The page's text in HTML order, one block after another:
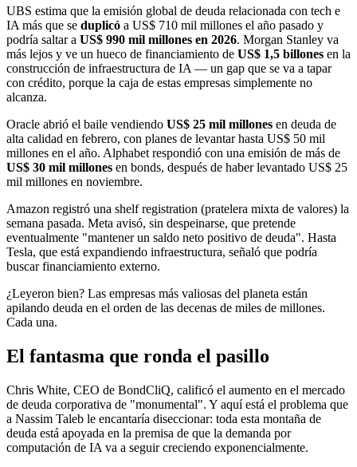
UBS estima que la emisión global de deuda relacionada con tech e
IA más que se duplicó a US$ 710 mil millones el año pasado y
podría saltar a US$ 990 mil millones en 2026. Morgan Stanley va
más lejos y ve un hueco de financiamiento de US$ 1,5 billones en la
construcción de infraestructura de IA — un gap que se va a tapar
con crédito, porque la caja de estas empresas simplemente no
alcanza.
Oracle abrió el baile vendiendo US$ 25 mil millones en deuda de
alta calidad en febrero, con planes de levantar hasta US$ 50 mil
millones en el año. Alphabet respondió con una emisión de más de
US$ 30 mil millones en bonds, después de haber levantado US$ 25
mil millones en noviembre.
Amazon registró una shelf registration (pratelera mixta de valores) la
semana pasada. Meta avisó, sin despeinarse, que pretende
eventualmente "mantener un saldo neto positivo de deuda". Hasta
Tesla, que está expandiendo infraestructura, señaló que podría
buscar financiamiento externo.
¿Leyeron bien? Las empresas más valiosas del planeta están
apilando deuda en el orden de las decenas de miles de millones.
Cada una.
El fantasma que ronda el pasillo
Chris White, CEO de BondCliQ, calificó el aumento en el mercado
de deuda corporativa de "monumental". Y aquí está el problema que
a Nassim Taleb le encantaría diseccionar: toda esta montaña de
deuda está apoyada en la premisa de que la demanda por
computación de IA va a seguir creciendo exponencialmente.